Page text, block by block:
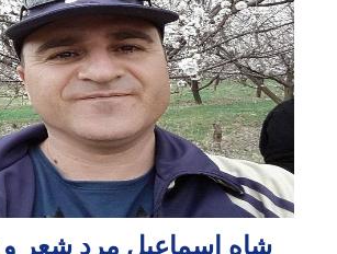
شاه اسماعیل مرد شعر